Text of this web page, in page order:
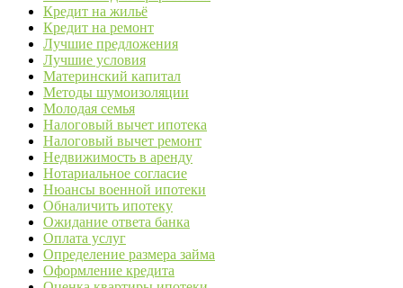
Кредит на жильё
Кредит на ремонт
Лучшие предложения
Лучшие условия
Материнский капитал
Методы шумоизоляции
Молодая семья
Налоговый вычет ипотека
Налоговый вычет ремонт
Недвижимость в аренду
Нотариальное согласие
Нюансы военной ипотеки
Обналичить ипотеку
Ожидание ответа банка
Оплата услуг
Определение размера займа
Оформление кредита